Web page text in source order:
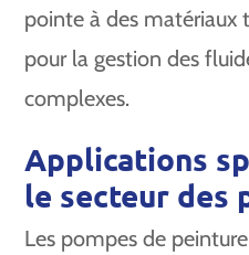
pointe à des matériaux
pour la gestion des
complexes.
Applications
le secteur des
Les pompes de